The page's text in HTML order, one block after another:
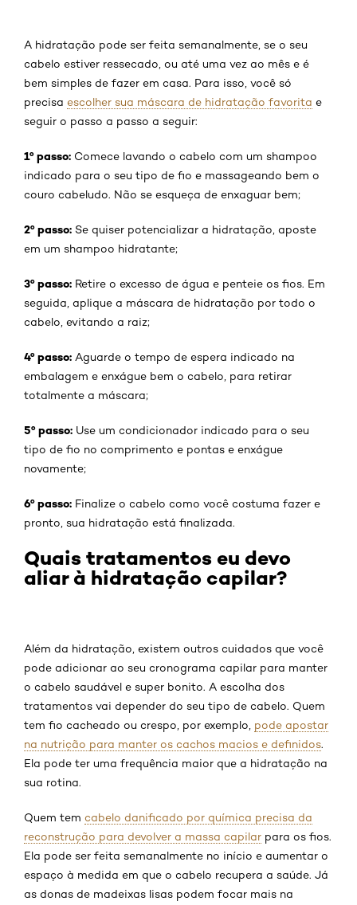
A hidratação pode ser feita semanalmente, se o seu
cabelo estiver ressecado, ou até uma vez ao mês e é
bem simples de fazer em casa. Para isso, você só
precisa escolher sua máscara de hidratação favorita e
seguir o passo a passo a seguir:
1º passo: Comece lavando o cabelo com um shampoo
indicado para o seu tipo de fio e massageando bem o
couro cabeludo. Não se esqueça de enxaguar bem;
2º passo: Se quiser potencializar a hidratação, aposte
em um shampoo hidratante;
3º passo: Retire o excesso de água e penteie os fios. Em
seguida, aplique a máscara de hidratação por todo o
cabelo, evitando a raiz;
4º passo: Aguarde o tempo de espera indicado na
embalagem e enxágue bem o cabelo, para retirar
totalmente a máscara;
5º passo: Use um condicionador indicado para o seu
tipo de fio no comprimento e pontas e enxágue
novamente;
6º passo: Finalize o cabelo como você costuma fazer e
pronto, sua hidratação está finalizada.
Quais tratamentos eu devo
aliar à hidratação capilar?
Além da hidratação, existem outros cuidados que você
pode adicionar ao seu cronograma capilar para manter
o cabelo saudável e super bonito. A escolha dos
tratamentos vai depender do seu tipo de cabelo. Quem
tem fio cacheado ou crespo, por exemplo, pode apostar
na nutrição para manter os cachos macios e definidos.
Ela pode ter uma frequência maior que a hidratação na
sua rotina.
Quem tem cabelo danificado por química precisa da
reconstrução para devolver a massa capilar para os fios.
Ela pode ser feita semanalmente no início e aumentar o
espaço à medida em que o cabelo recupera a saúde. Já
as donas de madeixas lisas podem focar mais na